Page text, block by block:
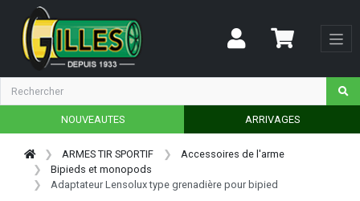
NOUVEAUTES ARRIVAGES
ARMES TIR SPORTIF
Accessoires de l'arme
Bipieds et monopods
Adaptateur Lensolux type grenadière pour bipied